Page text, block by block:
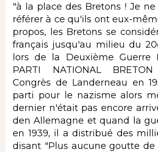
"à la place des Bretons ! Je
référer à ce qu'ils ont eux-
propos, les Bretons se
français jusqu'au milieu du
lors de la Deuxième Guerre
PARTI NATIONAL
Congrès de Landerneau en
parti pour le nazisme alors
dernier n'était pas encore
den Allemagne et quand la
en 1939, il a distribué des
disant "Plus aucune goutte de